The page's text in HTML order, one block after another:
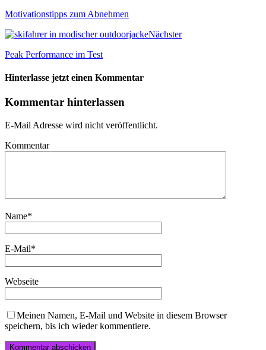
Motivationstipps zum Abnehmen
Nächster
Peak Performance im Test
Hinterlasse jetzt einen Kommentar
Kommentar hinterlassen
E-Mail Adresse wird nicht veröffentlicht.
Kommentar
Name*
E-Mail*
Webseite
Meinen Namen, E-Mail und Website in diesem Browser
speichern, bis ich wieder kommentiere.